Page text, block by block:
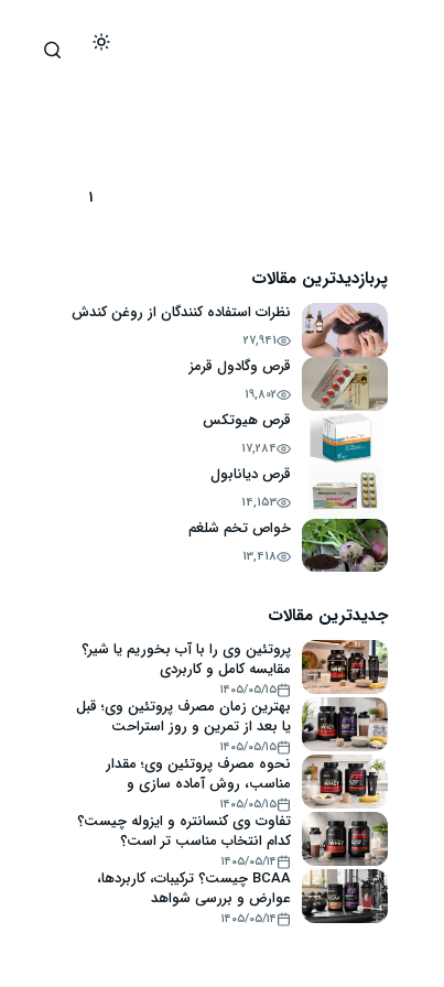
1
پربازدیدترین مقالات
نظرات استفاده کنندگان از روغن کندش
27,941
قرص وگادول قرمز
19,802
قرص هیوتکس
17,284
قرص دیانابول
14,153
خواص تخم شلغم
13,418
جدیدترین مقالات
پروتئین وی را با آب بخوریم یا شیر؟
مقایسه کامل و کاربردی
۱۴۰۵/۰۵/۱۵
بهترین زمان مصرف پروتئین وی؛ قبل
یا بعد از تمرین و روز استراحت
۱۴۰۵/۰۵/۱۵
نحوه مصرف پروتئین وی؛ مقدار
مناسب، روش آماده سازی و
اشتباهات رایج
۱۴۰۵/۰۵/۱۵
تفاوت وی کنسانتره و ایزوله چیست؟
کدام انتخاب مناسب تر است؟
۱۴۰۵/۰۵/۱۴
BCAA چیست؟ ترکیبات، کاربردها،
عوارض و بررسی شواهد
۱۴۰۵/۰۵/۱۴